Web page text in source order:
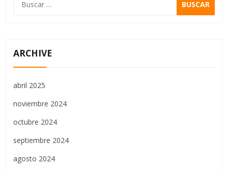
ARCHIVE
abril 2025
noviembre 2024
octubre 2024
septiembre 2024
agosto 2024